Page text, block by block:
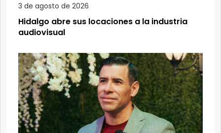
3 de agosto de 2026
Hidalgo abre sus locaciones a la industria
audiovisual